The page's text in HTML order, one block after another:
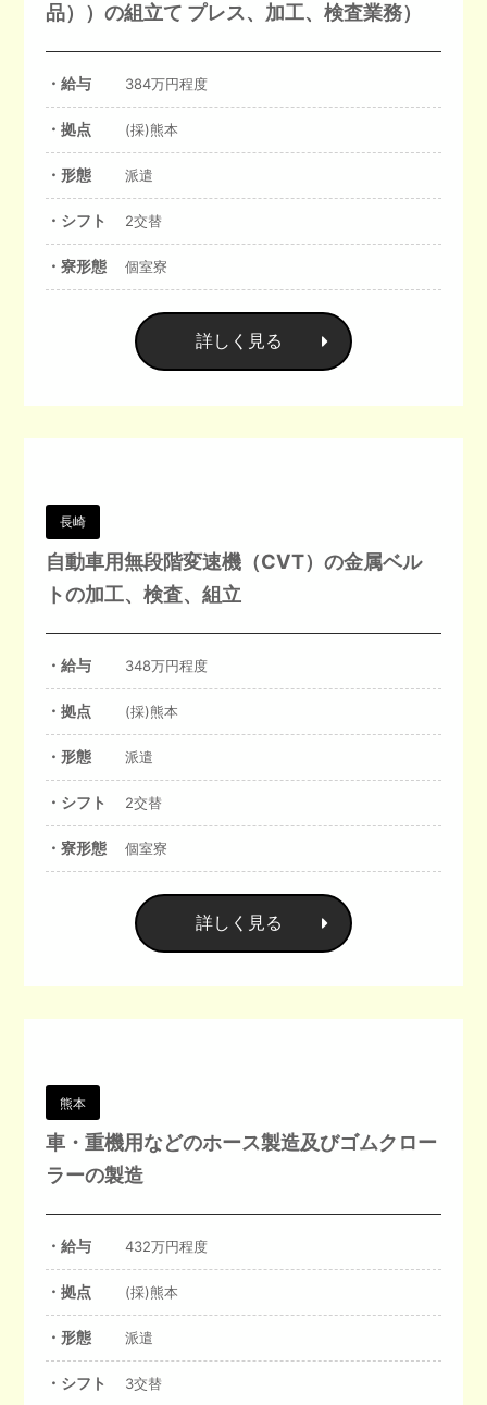
品））の組立て プレス、加工、検査業務）
・給与 384万円程度
・拠点 (採)熊本
・形態 派遣
・シフト 2交替
・寮形態 個室寮
詳しく見る
長崎
自動車用無段階変速機（CVT）の金属ベル
トの加工、検査、組立
・給与 348万円程度
・拠点 (採)熊本
・形態 派遣
・シフト 2交替
・寮形態 個室寮
詳しく見る
熊本
車・重機用などのホース製造及びゴムクロー
ラーの製造
・給与 432万円程度
・拠点 (採)熊本
・形態 派遣
・シフト 3交替